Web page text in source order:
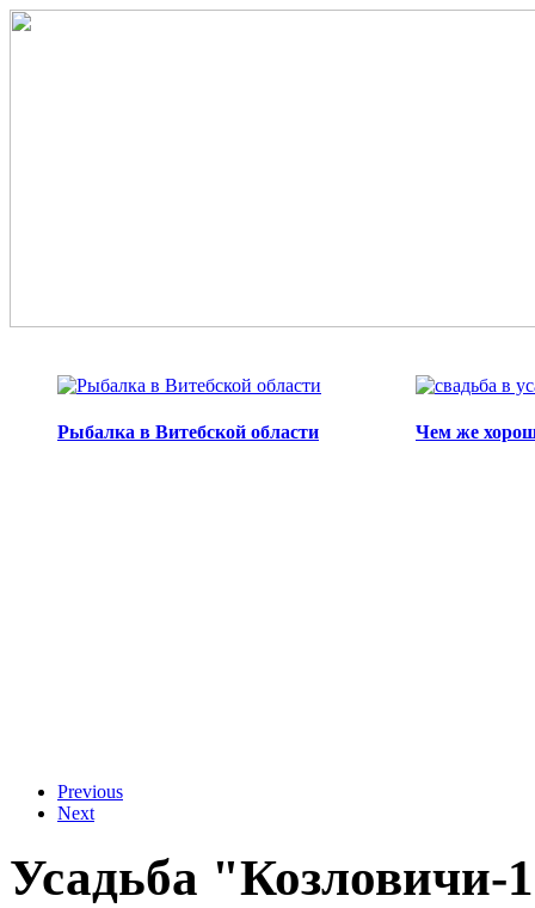
Перейти к основному содержанию
Рыбалка в Витебской области Чем же
Previous
Next
Усадьба "Козловичи-